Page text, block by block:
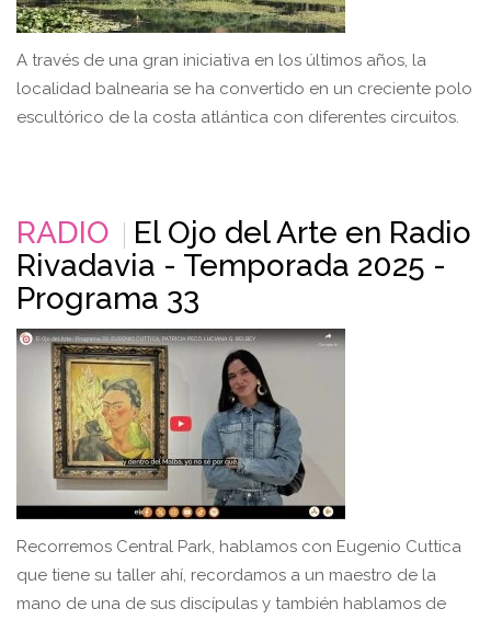
A través de una gran iniciativa en los últimos años, la
localidad balnearia se ha convertido en un creciente polo
escultórico de la costa atlántica con diferentes circuitos.
RADIO
El Ojo del Arte en Radio
Rivadavia - Temporada 2025 -
Programa 33
Recorremos Central Park, hablamos con Eugenio Cuttica
que tiene su taller ahí, recordamos a un maestro de la
mano de una de sus discípulas y también hablamos de